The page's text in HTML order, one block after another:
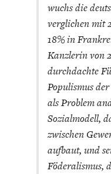
DIE
wuchs die
verglichen mit
18% in
Kanzlerin von
durchdachte
Populismus
als Problem
Sozialmodell,
zwischen
aufbaut, und
Föderalismus,